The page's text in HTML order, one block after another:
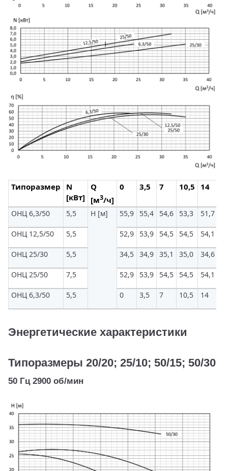
Типоразмер
N
[кВт]
Q
[м3/ч]
0 3,5 7 10,5 14
ОНЦ 6,3/50 5,5 H [м] 55,9 55,4 54,6 53,3 51,7
ОНЦ 12,5/50 5,5 52,9 53,9 54,5 54,5 54,1
ОНЦ 25/30 5,5 34,5 34,9 35,1 35,0 34,6
ОНЦ 25/50 7,5 52,9 53,9 54,5 54,5 54,1
ОНЦ 6,3/50 5,5 0 3,5 7 10,5 14
Энергетические характеристики
Типоразмеры 20/20; 25/10; 50/15; 50/30
50 Гц 2900 об/мин